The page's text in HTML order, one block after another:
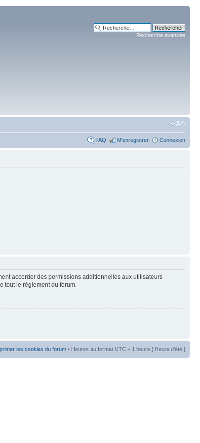
Recherche avancée
FAQ M’enregistrer Connexion
accorder des permissions additionnelles aux utilisateurs
tout le règlement du forum.
les cookies du forum • Heures au format UTC + 1 heure [ Heure d’été ]